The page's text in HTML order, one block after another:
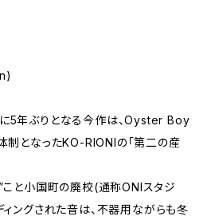
5年ぶりとなる今作は、Oyster Boy
制となったKO-RIONIの「第二の産
と小国町の廃校(通称ONIスタジ
ングされた音は、不器用ながらも冬